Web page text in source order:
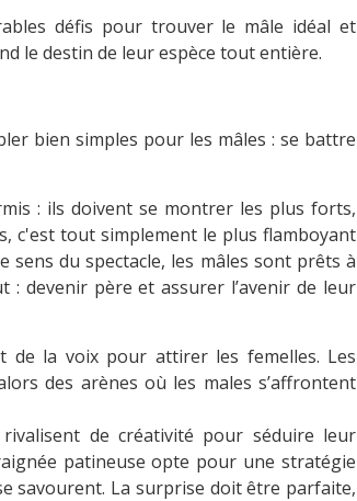
défis pour trouver le mâle idéal et
le destin de leur espèce tout entière.
bien simples pour les mâles : se battre
: ils doivent se montrer les plus forts,
c'est tout simplement le plus flamboyant
sens du spectacle, les mâles sont prêts à
devenir père et assurer l’avenir de leur
de la voix pour attirer les femelles. Les
des arènes où les males s’affrontent
de créativité pour séduire leur
patineuse opte pour une stratégie
savourent. La surprise doit être parfaite,